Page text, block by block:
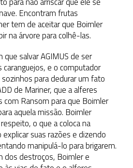
Encontram frutas
tem de aceitar que Boimler
na árvore para colhê-las.
salvar AGIMUS de ser
caranguejos, e o computador
para dedurar um fato
de Mariner, que a alferes
com Ransom para que Boimler
aquela missão. Boimler
o que a coloca na
suas razões e dizendo
manipulá-lo para brigarem.
dos destroços, Boimler e